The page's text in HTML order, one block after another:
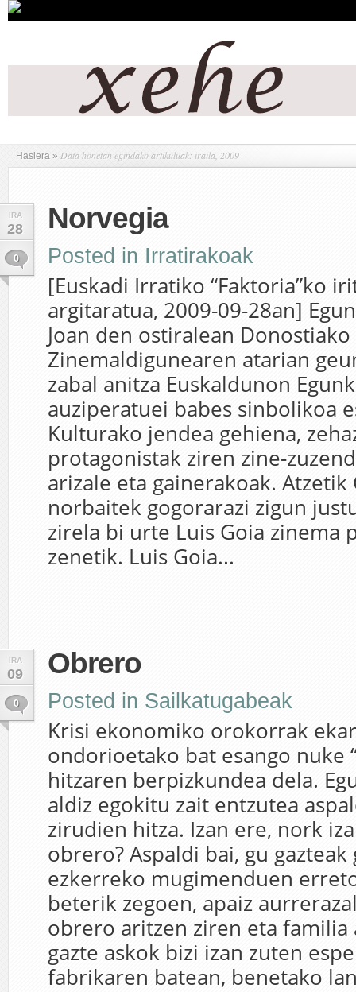
Hasiera » Data honetan egindako artikuluak: iraila, 2009
IRA
28
0
Norvegia
Posted in Irratirakoak
[Euskadi Irratiko “Faktoria”ko
argitaratua, 2009-09-28an]
Joan den ostiralean Donostiako
Zinemaldigunearen atarian
zabal anitza Euskaldunon
auziperatuei babes sinbolikoa
Kulturako jendea gehiena,
protagonistak ziren zine-
arizale eta gainerakoak.
norbaitek gogorarazi zigun
zirela bi urte Luis Goia zinema
zenetik. Luis Goia...
IRA
09
0
Obrero
Posted in Sailkatugabeak
Krisi ekonomiko orokorrak
ondorioetako bat esango nuke
hitzaren berpizkundea dela.
aldiz egokitu zait entzutea
zirudien hitza. Izan ere, nork
obrero? Aspaldi bai, gu gazteak
ezkerreko mugimenduen
beterik zegoen, apaiz
obrero aritzen ziren eta familia
gazte askok bizi izan zuten
fabrikaren batean, benetako